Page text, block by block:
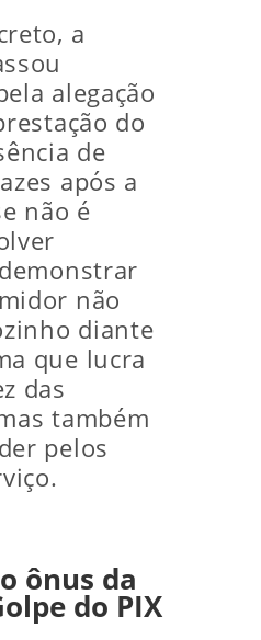
a
alegação
do
de
após a
não é
não
diante
que lucra
das
também
pelos
ônus da
do PIX